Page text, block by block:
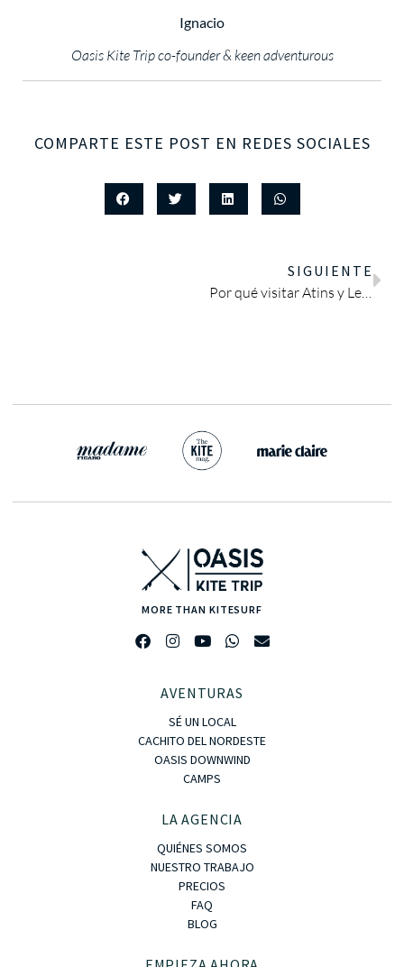
Ignacio
Oasis Kite Trip co-founder & keen adventurous
COMPARTE ESTE POST EN REDES SOCIALES
SIGUIENTE
Por qué visitar Atins y Lençóis Maranhenses al menos una vez en la vida
MORE THAN KITESURF
AVENTURAS
SÉ UN LOCAL
CACHITO DEL NORDESTE
OASIS DOWNWIND
CAMPS
LA AGENCIA
QUIÉNES SOMOS
NUESTRO TRABAJO
PRECIOS
FAQ
BLOG